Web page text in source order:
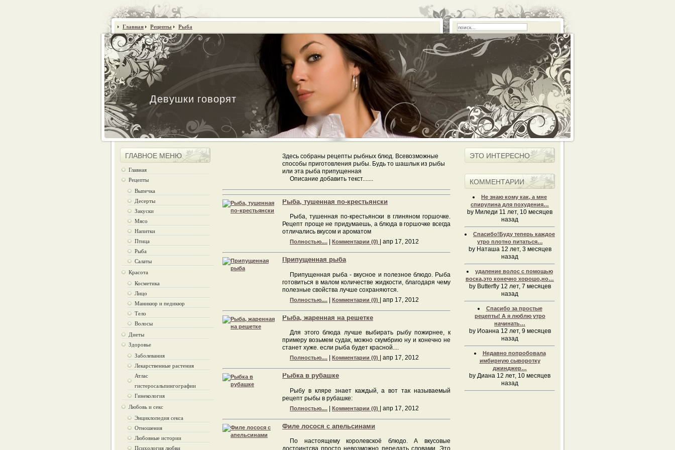
Главная Рецепты Рыба
Девушки говорят
ГЛАВНОЕ МЕНЮ
Главная
Рецепты
Выпечка
Десерты
Закуски
Мясо
Напитки
Птица
Рыба
Салаты
Красота
Косметика
Лицо
Маникюр и педикюр
Тело
Волосы
Диеты
Здоровье
Заболевания
Лекарственные растения
Атлас
гистеросальпингографии
Гинекология
Любовь и секс
Энциклопедия секса
Отношения
Любовные истории
Психология любви
Здесь собраны рецепты рыбных блюд. Всевозможные
способы приготовления рыбы. Будь то шашлык из рыбы
или эта рыба припущенная
Описание добавить текст.......
Рыба, тушенная по-крестьянски
Рыба, тушенная по-крестьянски в глиняном горшочке.
Рецепт проще не придумаешь, а блюда в горшочке всегда
отличались вкусом и ароматом
Полностью.... Комментарии (0) апр 17, 2012
Припущенная рыба
Припущенная рыба - вкусное и полезное блюдо. Рыба
готовиться в малом количестве жидкости, благодаря чему
полезные свойства лучше сохраняются.
Полностью.... | Комментарии (0) | апр 17, 2012
Рыба, жаренная на решетке
Для этого блюда лучше выбирать рыбу пожирнее, к
примеру возьмем судак, можно скумбрию ну и конечно не
станет хуже. если рыба будет красной....
Полностью.... Комментарии (0) апр 17, 2012
Рыбка в рубашке
Рыбу в кляре знает каждый, а вот так называемый
рецепт рыбы в рубашке:
Полностью.... | Комментарии (0) | апр 17, 2012
Филе лосося с апельсинами
По настоящему королевскоё блюдо. А вкусовые
достоинтсва просто невозможно передать словами. Это
ЭТО ИНТЕРЕСНО
КОММЕНТАРИИ
Не знаю кому как, а мне
спирулина для похудения…
by Миледи 11 лет, 10 месяцев
назад
Спасибо!Буду теперь каждое
утро плотно питаться…
by Наташа 12 лет, 3 месяцев
назад
удаление волос с помощью
воска,это конечно хорошо,но…
by Butterfly 12 лет, 7 месяцев
назад
Спасибо за простые
рецепты! А я люблю утро
начинать…
by Иоанна 12 лет, 9 месяцев
назад
Недавно попробовала
имбирную сыворотку
джинджер…
by Диана 12 лет, 10 месяцев
назад